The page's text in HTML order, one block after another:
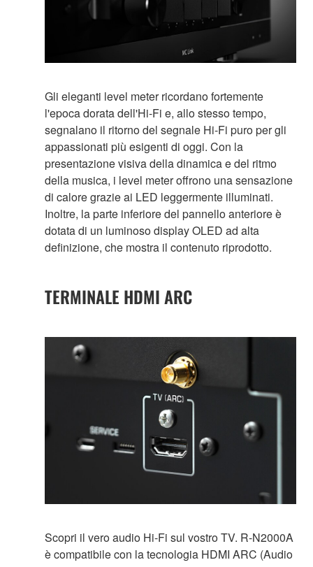
Gli eleganti level meter ricordano fortemente
l'epoca dorata dell'Hi-Fi e, allo stesso tempo,
segnalano il ritorno del segnale Hi-Fi puro per gli
appassionati più esigenti di oggi. Con la
presentazione visiva della dinamica e del ritmo
della musica, i level meter offrono una sensazione
di calore grazie ai LED leggermente illuminati.
Inoltre, la parte inferiore del pannello anteriore è
dotata di un luminoso display OLED ad alta
definizione, che mostra il contenuto riprodotto.
TERMINALE HDMI ARC
Scopri il vero audio Hi-Fi sul vostro TV. R-N2000A
è compatibile con la tecnologia HDMI ARC (Audio